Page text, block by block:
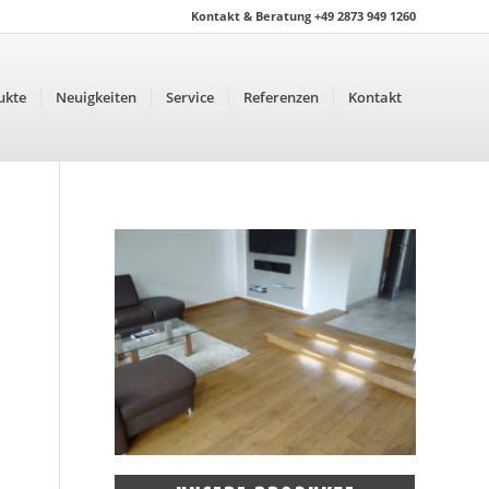
Kontakt & Beratung +49 2873 949 1260
Neuigkeiten Service Referenzen Kontakt